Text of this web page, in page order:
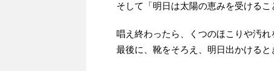
そして「明日は太陽の恵みを受けるこ
唱え終わったら、くつのほこりや汚れ
最後に、靴をそろえ、明日出かけると